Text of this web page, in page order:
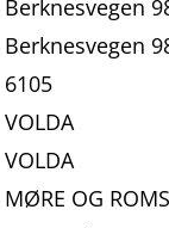
Berknesvegen
Berknesvegen
6105
VOLDA
VOLDA
MØRE OG